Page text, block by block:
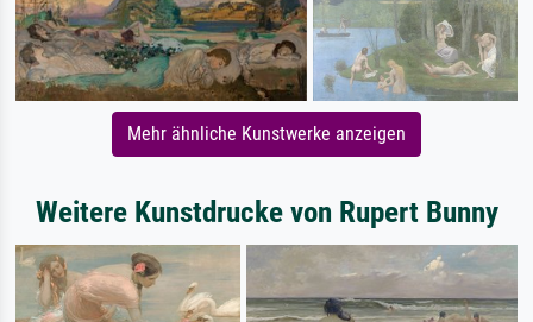
Mehr ähnliche Kunstwerke anzeigen
Weitere Kunstdrucke von Rupert Bunny